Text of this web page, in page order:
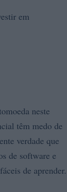
em
neste
têm medo de
verdade que
de software e
de aprender.